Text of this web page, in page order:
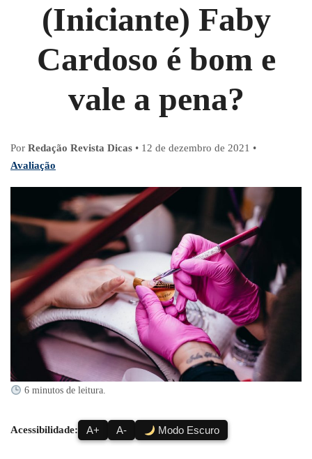
(Iniciante) Faby
Cardoso é bom e
vale a pena?
Por Redação Revista Dicas • 12 de dezembro de 2021 •
Avaliação
6 minutos de leitura.
Acessibilidade: A+ A- Modo Escuro